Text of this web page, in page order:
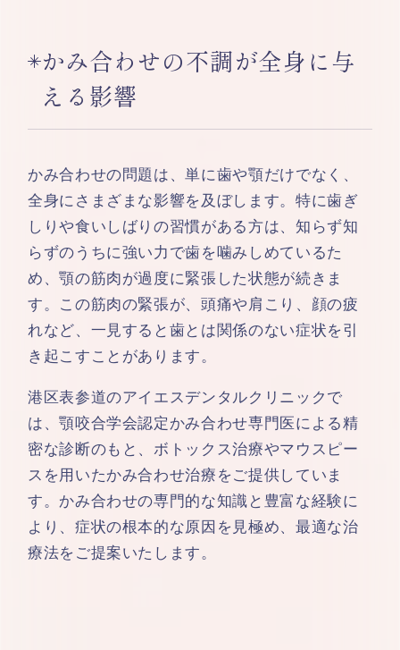
かみ合わせの不調が全身に与
える影響
かみ合わせの問題は、単に歯や顎だけでなく、
全身にさまざまな影響を及ぼします。特に歯ぎ
しりや食いしばりの習慣がある方は、知らず知
らずのうちに強い力で歯を噛みしめているた
め、顎の筋肉が過度に緊張した状態が続きま
す。この筋肉の緊張が、頭痛や肩こり、顔の疲
れなど、一見すると歯とは関係のない症状を引
き起こすことがあります。
港区表参道のアイエスデンタルクリニックで
は、顎咬合学会認定かみ合わせ専門医による精
密な診断のもと、ボトックス治療やマウスピー
スを用いたかみ合わせ治療をご提供していま
す。かみ合わせの専門的な知識と豊富な経験に
より、症状の根本的な原因を見極め、最適な治
療法をご提案いたします。